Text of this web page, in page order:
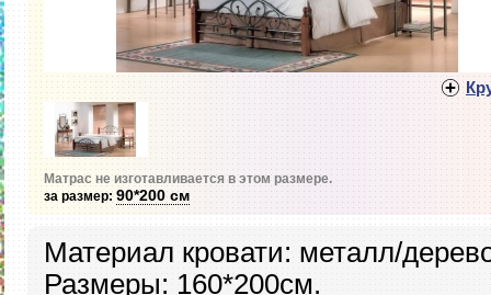
Матрас не изготавливается в этом размере.
за размер: 90*200 см
Материал кровати: металл/
Размеры: 160*200см.